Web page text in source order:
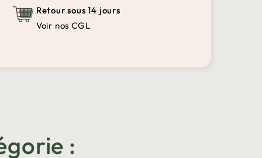
Retour sous 14 jours
Voir nos CGL
: